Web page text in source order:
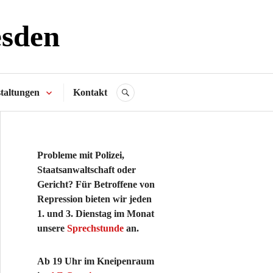
Kontakt SUCHE
Probleme mit Polizei,
Staatsanwaltschaft oder
Gericht? Für Betroffene von
Repression bieten wir jeden
1. und 3. Dienstag im Monat
unsere Sprechstunde an.
Ab 19 Uhr im Kneipenraum